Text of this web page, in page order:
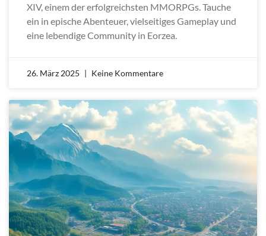
XIV, einem der erfolgreichsten MMORPGs. Tauche
ein in epische Abenteuer, vielseitiges Gameplay und
eine lebendige Community in Eorzea.
26. März 2025 Keine Kommentare